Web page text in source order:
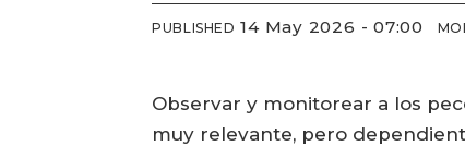
PUBLISHED 14 May 2026 - 07:00
Observar y monitorear a los
muy relevante, pero